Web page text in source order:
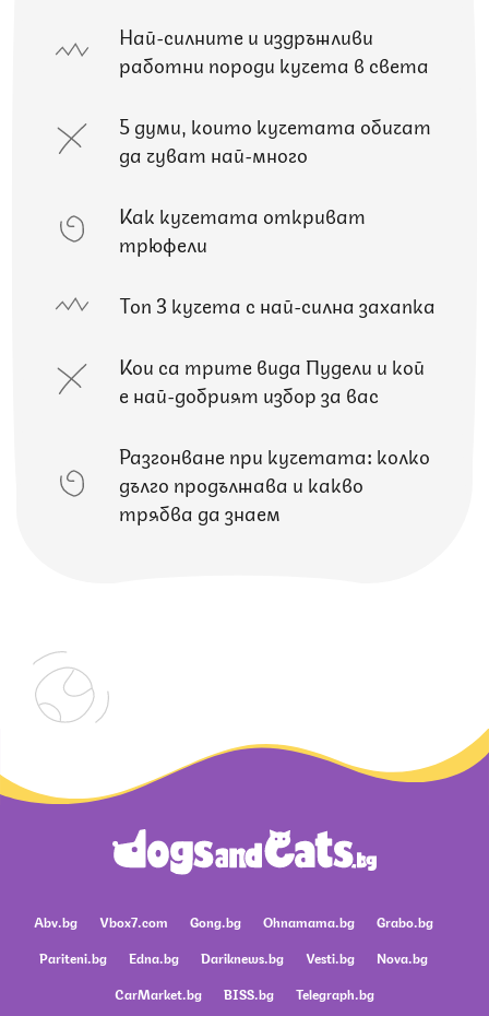
Най-силните и издръжливи
работни породи кучета в света
5 думи, които кучетата обичат
да чуват най-много
Как кучетата откриват
трюфели
Топ 3 кучета с най-силна захапка
Кои са трите вида Пудели и кой
е най-добрият избор за вас
Разгонване при кучетата: колко
дълго продължава и какво
трябва да знаем
Abv.bg Vbox7.com Gong.bg Ohnamama.bg
Grabo.bg
Pariteni.bg
Edna.bg Dariknews.bg Vesti.bg
Nova.bg
CarMarket.bg
BISS.bg Telegraph.bg